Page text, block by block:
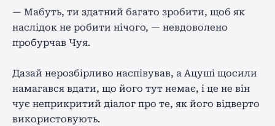
— Мабуть, ти здатний багато зробити, щоб як
наслідок не робити нічого, — невдоволено
пробурчав Чуя.
Дазай нерозбірливо наспівував, а Ацуші щосили
намагався вдати, що його тут немає, і це не він
чує неприкритий діалог про те, як його відверто
використовують.